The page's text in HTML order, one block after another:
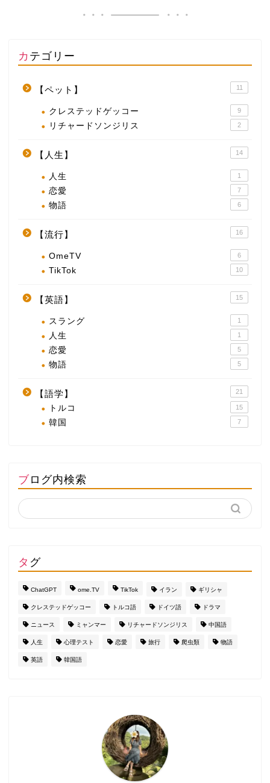
カテゴリー
【ペット】 11
クレステッドゲッコー 9
リチャードソンジリス 2
【人生】 14
人生 1
恋愛 7
物語 6
【流行】 16
OmeTV 6
TikTok 10
【英語】 15
スラング 1
人生 1
恋愛 5
物語 5
【語学】 21
トルコ 15
韓国 7
ブログ内検索
タグ
ChatGPT ome.TV TikTok イラン ギリシャ
クレステッドゲッコー トルコ語 ドイツ語 ドラマ
ニュース ミャンマー リチャードソンジリス 中国語
人生 心理テスト 恋愛 旅行 爬虫類 物語
英語 韓国語